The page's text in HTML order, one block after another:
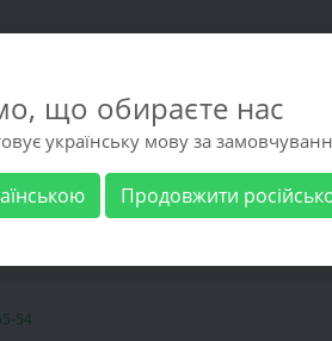
54
що обираєте нас
українську мову за
Продовжити